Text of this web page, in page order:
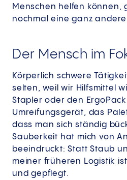
Menschen helfen können,
nochmal eine ganz
Der Mensch im
Körperlich schwere
selten, weil wir Hilfsmittel
Stapler oder den
Umreifungsgerät, das
dass man sich ständig
Sauberkeit hat mich von
beeindruckt: Statt Staub
meiner früheren Logistik
und gepflegt.